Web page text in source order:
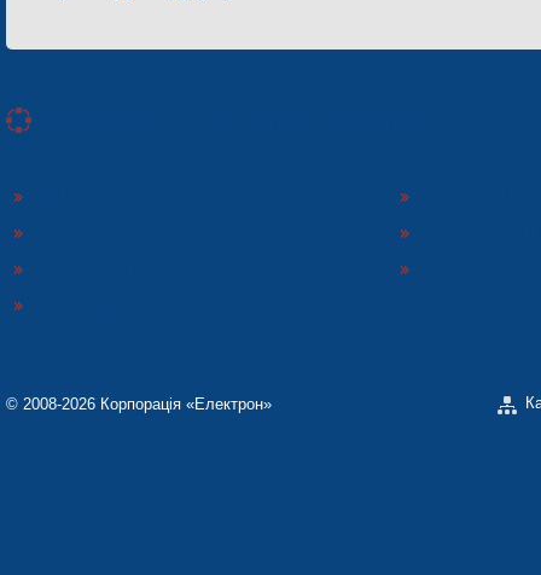
© 2008-2026 Корпорація «Електрон»